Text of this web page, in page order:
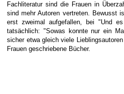
Fachliteratur sind die Frauen in
sind mehr Autoren vertreten. Bewusst
erst zweimal aufgefallen, bei "Und
tatsächlich: "Sowas konnte nur ein
sicher etwa gleich viele
Frauen geschriebene Bücher.